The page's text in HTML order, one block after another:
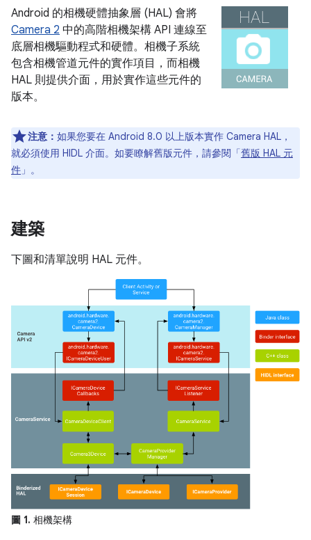
Android 的相機硬體抽象層 (HAL) 會將
Camera 2 中的高階相機架構 API 連線至
底層相機驅動程式和硬體。相機子系統
包含相機管道元件的實作項目，而相機
HAL 則提供介面，用於實作這些元件的
版本。
注意： 如果您要在 Android 8.0 以上版本實作 Camera HAL，
就必須使用 HIDL 介面。如要瞭解舊版元件，請參閱「舊版 HAL 元
件 」。
建築
下圖和清單說明 HAL 元件。
圖 1. 相機架構